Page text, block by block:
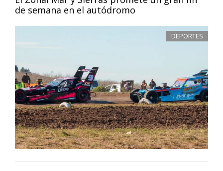
de semana en el autódromo
DEPORTES